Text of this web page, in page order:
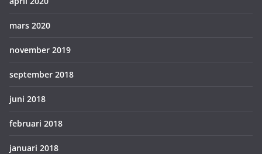
mars 2020
november 2019
september 2018
juni 2018
februari 2018
januari 2018